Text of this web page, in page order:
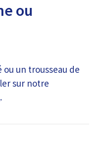
ou
ou un trousseau de
sur notre
.